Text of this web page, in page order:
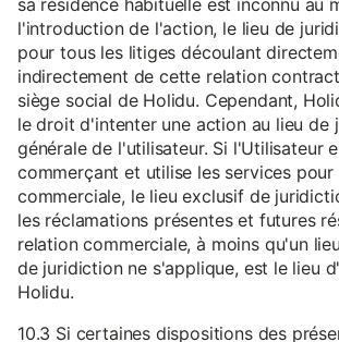
sa résidence habituelle est inconnu au
l'introduction de l'action, le lieu de
pour tous les litiges découlant
indirectement de cette relation
siège social de Holidu. Cependant,
le droit d'intenter une action au lieu de
générale de l'utilisateur. Si l'Utilisateur
commerçant et utilise les services
commerciale, le lieu exclusif de
les réclamations présentes et futures
relation commerciale, à moins qu'un
de juridiction ne s'applique, est le lieu
Holidu.
10.3 Si certaines dispositions des